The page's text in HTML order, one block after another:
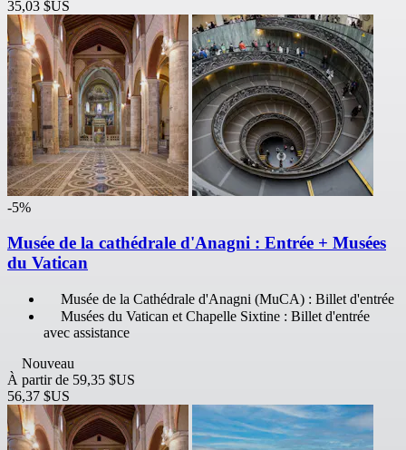
35,03 $US
-5%
Musée de la cathédrale d'Anagni : Entrée + Musées
du Vatican
Musée de la Cathédrale d'Anagni (MuCA) : Billet d'entrée
Musées du Vatican et Chapelle Sixtine : Billet d'entrée
avec assistance
Nouveau
À partir de 59,35 $US
56,37 $US